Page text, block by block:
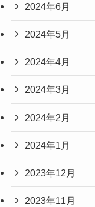
2024年6月
2024年5月
2024年4月
2024年3月
2024年2月
2024年1月
2023年12月
2023年11月